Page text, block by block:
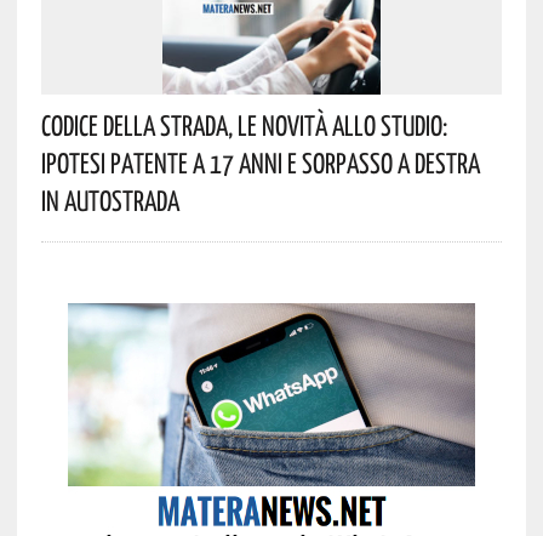
Codice Della Strada, Le Novità Allo Studio:
Ipotesi Patente A 17 Anni E Sorpasso A Destra
In Autostrada